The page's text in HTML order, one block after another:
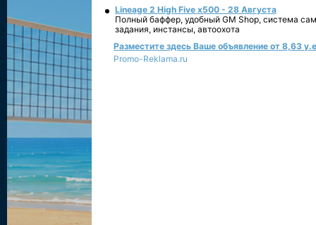
Lineage 2 High Five x500 - 28 Августа
Полный баффер, удобный GM Shop, система
задания, инстансы, автоохота
Разместите здесь Ваше объявление от 8,63
Promo-Reklama.ru